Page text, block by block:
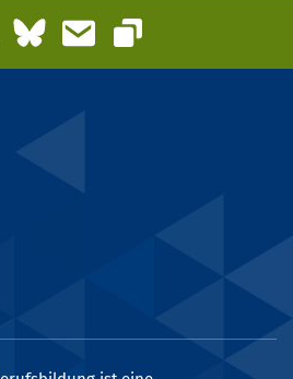
LinkedInBlueskyE-Mail
Link kopieren